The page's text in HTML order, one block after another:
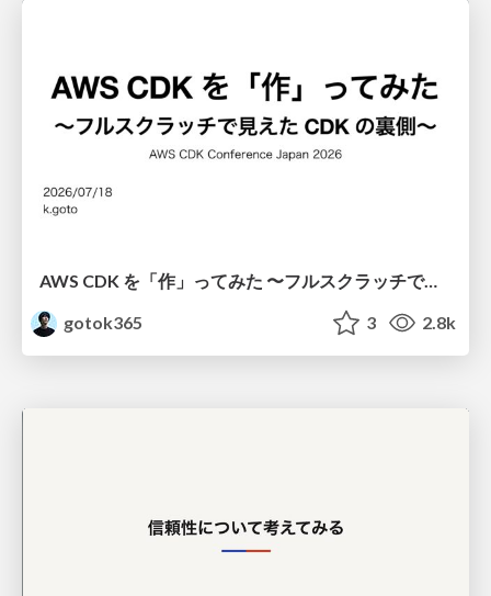
AWS CDK を「作」ってみた 〜フルスクラッチで見えた CDK の裏側〜 / aws-cdk-from-scratch
gotok365
3 2.8k